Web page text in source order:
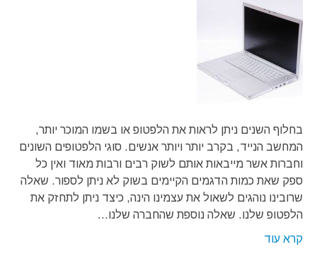
בחלוף השנים ניתן לראות את הלפטופ או בשמו המוכר יותר,
המחשב הנייד, בקרב יותר ויותר אנשים. סוגי הלפטופים השונים
וחברות אשר מייבאות אותם לשוק רבים ורבות מאוד ואין כל
ספק שאת כמות הדגמים הקיימים בשוק לא ניתן לספור. שאלה
שרובינו נוהגים לשאול את עצמינו הינה, כיצד ניתן לתחזק את
הלפטופ שלנו. שאלה נוספת שהחברה שלנו…
קרא עוד